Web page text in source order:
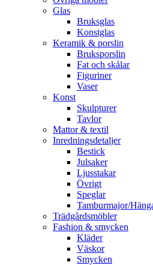
Glas
Bruksglas
Konstglas
Keramik & porslin
Bruksporslin
Fat och skålar
Figuriner
Vaser
Konst
Skulpturer
Tavlor
Mattor & textil
Inredningsdetaljer
Bestick
Julsaker
Ljusstakar
Övrigt
Speglar
Tamburmajor/
Trädgårdsmöbler
Fashion & smycken
Kläder
Väskor
Smycken